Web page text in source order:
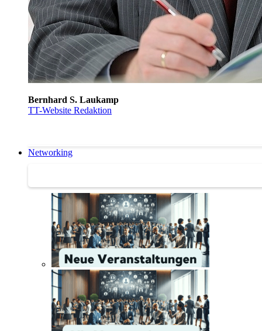
Bernhard S. Laukamp
TT-Website Redaktion
Networking